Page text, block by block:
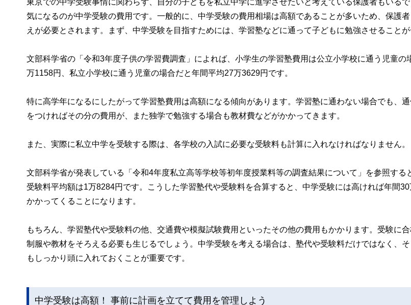
気になるのが中学受験の費用です。一般的に、中学受験の費用相場は高額であることが多いため、保護
えが必要とされます。まず、中学受験を目指すためには、学習塾などに通って子どもに勉強させることが
文部科学省の「令和3年度子供の学習費調査」によれば、小学生の学習塾費用は公立小学校に通う児童の
万1158円、私立小学校に通う児童の場合だと年間平均27万3629円です。
特に高学年になるにしたがって学習塾費用は高額になる傾向があります。学習塾に通わない場合でも、
をつければその分の費用が、また独学で勉強する場合も教材費などがかかってきます。
また、実際に私立中学を受験する際は、各学校の入試に必要な受験料も計算に入れなければなりません。
文部科学省が発表している「令和4年度私立高等学校等初年度授業料等の調査結果について」を参照する
受験料平均額は1万8284円です。こうした学習塾代や受験料を合算すると、中学受験には高ければ年間
かかってくることになります。
もちろん、学習塾代や受験料の他、交通費や模擬試験費用といったその他の費用もかかります。受験に
制服や教材をそろえる必要も生じるでしょう。中学受験を考える場合は、塾代や受験料だけではなく、
もしっかり頭に入れておくことが重要です。
中学受験は高額！ 事前に計画を立てて費用を管理しよう